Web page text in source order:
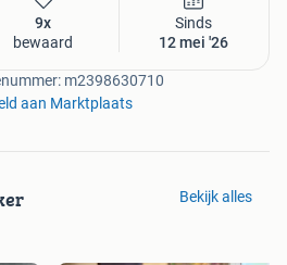
9x
bewaard
Sinds
12 mei '26
m2398630710
aan Marktplaats
Bekijk alles